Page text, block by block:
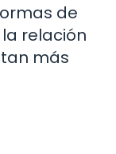
de
relación
más